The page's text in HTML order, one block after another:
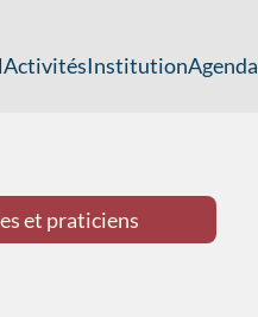
ActivitésInstitutionAgenda
et praticiens